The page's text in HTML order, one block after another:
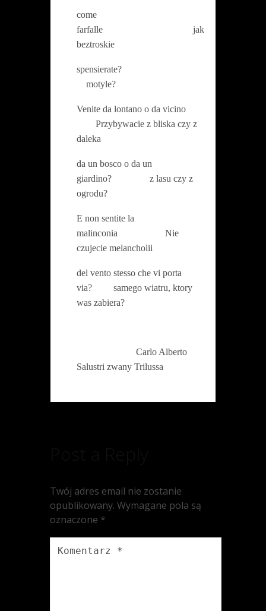
come
farfalle jak
beztroskie
spensierate?
motyle?
Venite da lontano o da vicino
Przybywacie z bliska czy z
daleka
da un bosco o da un
giardino? z lasu czy z
ogrodu?
E non sentite la
malinconia Nie
czujecie melancholii
del vento stesso che vi porta
via? samego wiatru, ktory
was zabiera?
Carlo Alberto
Salustri zwany Trilussa
Twój adres email nie zostanie
opublikowany. Wymagane pola są
oznaczone *